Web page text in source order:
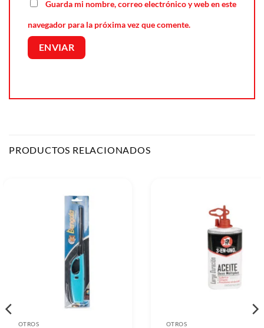
Guarda mi nombre, correo electrónico y web en este
navegador para la próxima vez que comente.
PRODUCTOS RELACIONADOS
OTROS OTROS